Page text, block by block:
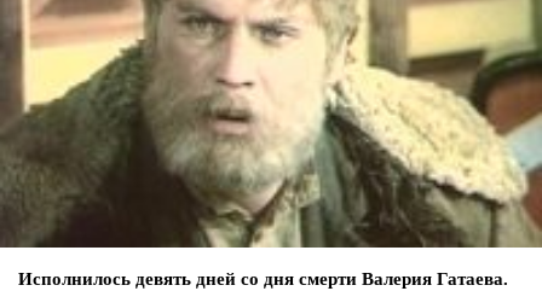
Исполнилось девять дней со дня смерти Валерия Гатаева.